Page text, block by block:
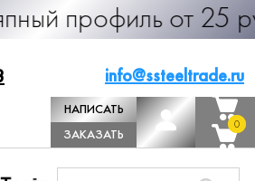
от 25 руб. за
info@ssteeltrade.ru
НАПИСАТЬ
ДИРЕКТОРУ
ЗАКАЗАТЬ
ЗВОНОК
0
0